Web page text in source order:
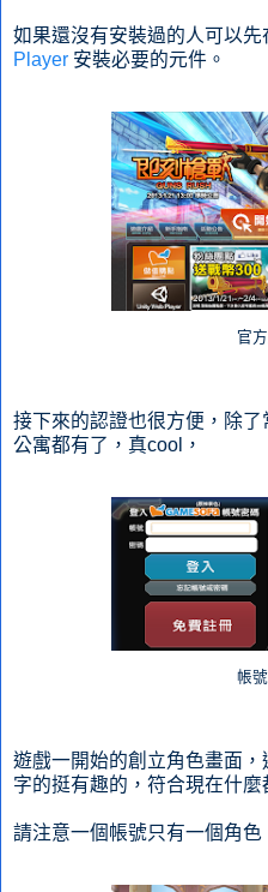
如果還沒有安裝過的人可以先
Player 安裝必要的元件。
官
接下來的認證也很方便，除
公寓都有了，真cool，
帳
遊戲一開始的創立角色畫面
字的挺有趣的，符合現在什麼
請注意一個帳號只有一個角色